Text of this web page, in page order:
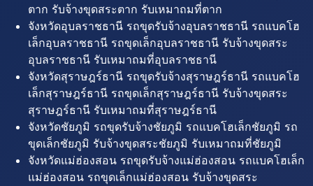
ตาก รับจ้างขุดสระตาก รับเหมาถมที่ตาก
จังหวัดอุบลราชธานี รถขุดรับจ้างอุบลราชธานี รถแบคโฮ
เล็กอุบลราชธานี รถขุดเล็กอุบลราชธานี รับจ้างขุดสระ
อุบลราชธานี รับเหมาถมที่อุบลราชธานี
จังหวัดสุราษฎร์ธานี รถขุดรับจ้างสุราษฎร์ธานี รถแบคโฮ
เล็กสุราษฎร์ธานี รถขุดเล็กสุราษฎร์ธานี รับจ้างขุดสระ
สุราษฎร์ธานี รับเหมาถมที่สุราษฎร์ธานี
จังหวัดชัยภูมิ รถขุดรับจ้างชัยภูมิ รถแบคโฮเล็กชัยภูมิ รถ
ขุดเล็กชัยภูมิ รับจ้างขุดสระชัยภูมิ รับเหมาถมที่ชัยภูมิ
จังหวัดแม่ฮ่องสอน รถขุดรับจ้างแม่ฮ่องสอน รถแบคโฮเล็ก
แม่ฮ่องสอน รถขุดเล็กแม่ฮ่องสอน รับจ้างขุดสระ